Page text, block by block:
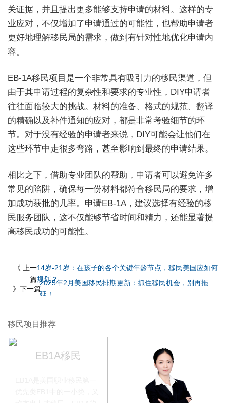
关证据，并且提出更多能够支持申请的材料。这样的专
业应对，不仅增加了申请通过的可能性，也帮助申请者
更好地理解移民局的需求，做到有针对性地优化申请内
容。
EB-1A移民项目是一个非常具有吸引力的移民渠道，但
由于其申请过程的复杂性和要求的专业性，DIY申请者
往往面临较大的挑战。材料的准备、格式的规范、翻译
的精确以及补件通知的应对，都是非常考验细节的环
节。对于没有经验的申请者来说，DIY可能会让他们在
这些环节中走很多弯路，甚至影响到最终的申请结果。
相比之下，借助专业团队的帮助，申请者可以避免许多
常见的陷阱，确保每一份材料都符合移民局的要求，增
加成功获批的几率。申请EB-1A，建议选择有经验的移
民服务团队，这不仅能够节省时间和精力，还能显著提
高移民成功的可能性。
《 上一
篇
14岁-21岁：在孩子的各个关键年龄节点，移民美国应如何
规划？
》下一篇
2025年2月美国移民排期更新：抓住移民机会，别再拖
延！
移民项目推荐
EB1A移民